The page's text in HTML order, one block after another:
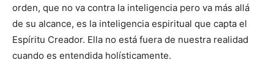
orden, que no va contra la inteligencia pero va más allá
de su alcance, es la inteligencia espiritual que capta el
Espíritu Creador. Ella no está fuera de nuestra realidad
cuando es entendida holísticamente.